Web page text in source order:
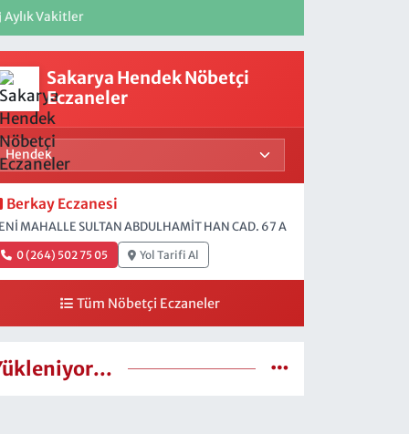
Aylık Vakitler
Sakarya Hendek Nöbetçi
Eczaneler
Berkay Eczanesi
MAHALLE SULTAN ABDULHAMİT HAN CAD. 67 A
0 (264) 502 75 05 Yol Tarifi Al
Tüm Nöbetçi Eczaneler